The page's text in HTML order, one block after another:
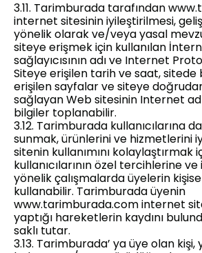
3.11. Tarimburada tarafından
internet sitesinin iyileştirilmesi,
yönelik olarak ve/veya yasal
siteye erişmek için kullanılan
sağlayıcısının adı ve Internet
Siteye erişilen tarih ve saat, sitede
erişilen sayfalar ve siteye
sağlayan Web sitesinin Internet
bilgiler toplanabilir.
3.12. Tarimburada kullanıcılarına
sunmak, ürünlerini ve hizmetlerini
sitenin kullanımını kolaylaştırmak
kullanıcılarının özel tercihlerine
yönelik çalışmalarda üyelerin
kullanabilir. Tarimburada üyenin
www.tarimburada.com internet
yaptığı hareketlerin kaydını
saklı tutar.
3.13. Tarimburada’ ya üye olan